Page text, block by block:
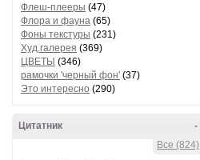
Флеш-плееры (47)
Флора и фауна (65)
Фоны текстуры (231)
Худ.галерея (369)
ЦВЕТЫ (346)
рамочки 'черный фон' (37)
Это интересно (290)
-
Цитатник
Все (824)